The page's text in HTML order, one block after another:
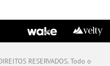
RESERVADOS. Todo o